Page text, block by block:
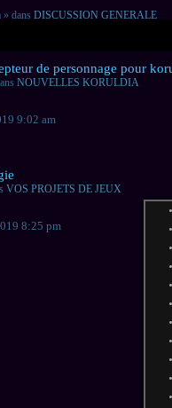
dans DISCUSSION GENERALE
de personnage pour
NOUVELLES KORULDIA
9:02 am
VOS PROJETS DE JEUX
8:25 pm